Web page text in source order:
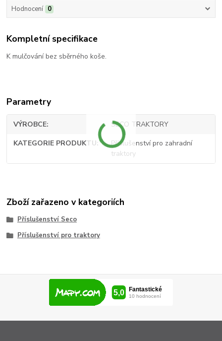
Hodnocení 0
Kompletní specifikace
K mulčování bez sběrného koše.
Parametry
VÝROBCE SECO TRAKTORY
KATEGORIE PRODUKTU
Příslušenství pro zahradní
traktory
Zboží zařazeno v kategoriích
Příslušenství Seco
Příslušenství pro traktory